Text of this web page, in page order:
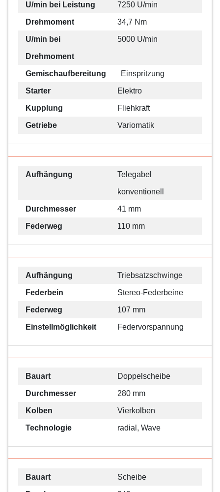
U/min bei Leistung 7250 U/min
Drehmoment 34,7 Nm
U/min bei
Drehmoment
5000 U/min
Gemischaufbereitung Einspritzung
Starter Elektro
Kupplung Fliehkraft
Getriebe Variomatik
Aufhängung Telegabel
konventionell
Durchmesser 41 mm
Federweg 110 mm
Aufhängung Triebsatzschwinge
Federbein Stereo-Federbeine
Federweg 107 mm
Einstellmöglichkeit Federvorspannung
Bauart Doppelscheibe
Durchmesser 280 mm
Kolben Vierkolben
Technologie radial, Wave
Bauart Scheibe